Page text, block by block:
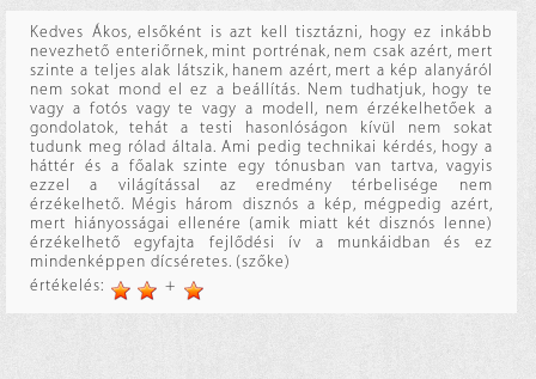
Kedves Ákos, elsőként is azt kell tisztázni, hogy ez inkább
nevezhető enteriőrnek, mint portrénak, nem csak azért, mert
szinte a teljes alak látszik, hanem azért, mert a kép alanyáról
nem sokat mond el ez a beállítás. Nem tudhatjuk, hogy te
vagy a fotós vagy te vagy a modell, nem érzékelhetőek a
gondolatok, tehát a testi hasonlóságon kívül nem sokat
tudunk meg rólad általa. Ami pedig technikai kérdés, hogy a
háttér és a főalak szinte egy tónusban van tartva, vagyis
ezzel a világítással az eredmény térbelisége nem
érzékelhető. Mégis három disznós a kép, mégpedig azért,
mert hiányosságai ellenére (amik miatt két disznós lenne)
érzékelhető egyfajta fejlődési ív a munkáidban és ez
mindenképpen dícséretes. (szőke)
értékelés:
+